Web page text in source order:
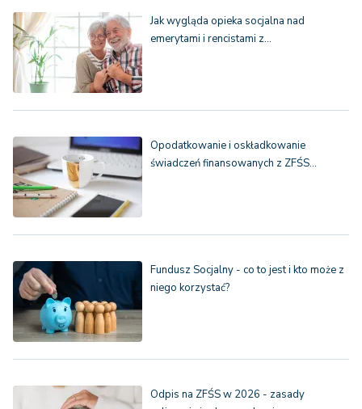
Jak wygląda opieka socjalna nad
emerytami i rencistami z…
Opodatkowanie i oskładkowanie
świadczeń finansowanych z ZFŚS…
Fundusz Socjalny - co to jest i kto może z
niego korzystać?
Odpis na ZFŚS w 2026 - zasady